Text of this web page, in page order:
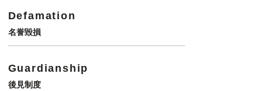
Defamation
名誉毀損
Guardianship
後見制度